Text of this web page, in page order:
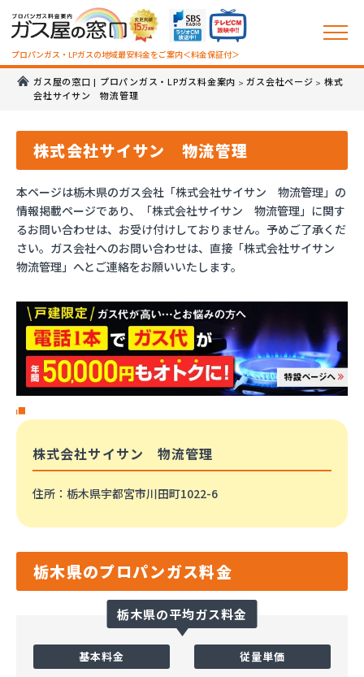
プロパンガス・LPガスの地域最安料金をご案内＜料金保証付＞
ガス屋の窓口 | プロパンガス・LPガス料金案内 >ガス会社ページ > 株式
会社サイサン 物流管理
株式会社サイサン 物流管理
本ページは栃木県のガス会社「株式会社サイサン 物流管理」の
情報掲載ページであり、「株式会社サイサン 物流管理」に関す
るお問い合わせは、お受け付けしておりません。予めご了承くだ
さい。ガス会社へのお問い合わせは、直接「株式会社サイサン
物流管理」へとご連絡をお願いいたします。
株式会社サイサン 物流管理
住所 ：栃木県宇都宮市川田町1022-6
栃木県のプロパンガス料金
栃木県の平均ガス料金
基本料金 従量単価